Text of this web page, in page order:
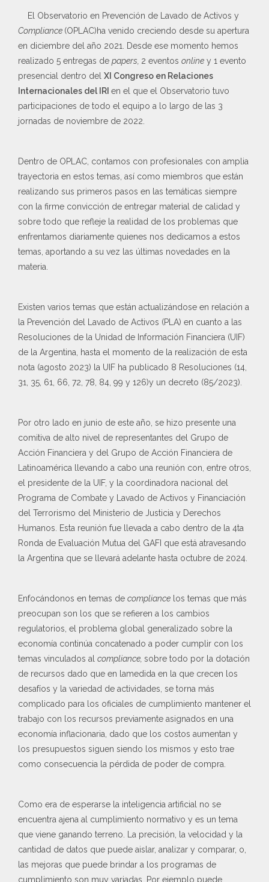
El Observatorio en Prevención de Lavado de Activos y
Compliance (OPLAC)ha venido creciendo desde su apertura
en diciembre del año 2021. Desde ese momento hemos
realizado 5 entregas de papers, 2 eventos online y 1 evento
presencial dentro del XI Congreso en Relaciones
Internacionales del IRI en el que el Observatorio tuvo
participaciones de todo el equipo a lo largo de las 3
jornadas de noviembre de 2022.
Dentro de OPLAC, contamos con profesionales con amplia
trayectoria en estos temas, así como miembros que están
realizando sus primeros pasos en las temáticas siempre
con la firme convicción de entregar material de calidad y
sobre todo que refleje la realidad de los problemas que
enfrentamos diariamente quienes nos dedicamos a estos
temas, aportando a su vez las últimas novedades en la
materia.
Existen varios temas que están actualizándose en relación a
la Prevención del Lavado de Activos (PLA) en cuanto a las
Resoluciones de la Unidad de Información Financiera (UIF)
de la Argentina, hasta el momento de la realización de esta
nota (agosto 2023) la UIF ha publicado 8 Resoluciones (14,
31, 35, 61, 66, 72, 78, 84, 99 y 126)y un decreto (85/2023).
Por otro lado en junio de este año, se hizo presente una
comitiva de alto nivel de representantes del Grupo de
Acción Financiera y del Grupo de Acción Financiera de
Latinoamérica llevando a cabo una reunión con, entre otros,
el presidente de la UIF, y la coordinadora nacional del
Programa de Combate y Lavado de Activos y Financiación
del Terrorismo del Ministerio de Justicia y Derechos
Humanos. Esta reunión fue llevada a cabo dentro de la 4ta
Ronda de Evaluación Mutua del GAFI que está atravesando
la Argentina que se llevará adelante hasta octubre de 2024.
Enfocándonos en temas de compliance los temas que más
preocupan son los que se refieren a los cambios
regulatorios, el problema global generalizado sobre la
economía continúa concatenado a poder cumplir con los
temas vinculados al compliance, sobre todo por la dotación
de recursos dado que en lamedida en la que crecen los
desafíos y la variedad de actividades, se torna más
complicado para los oficiales de cumplimiento mantener el
trabajo con los recursos previamente asignados en una
economía inflacionaria, dado que los costos aumentan y
los presupuestos siguen siendo los mismos y esto trae
como consecuencia la pérdida de poder de compra.
Como era de esperarse la inteligencia artificial no se
encuentra ajena al cumplimiento normativo y es un tema
que viene ganando terreno. La precisión, la velocidad y la
cantidad de datos que puede aislar, analizar y comparar, o,
las mejoras que puede brindar a los programas de
cumplimiento son muy variadas. Por ejemplo puede